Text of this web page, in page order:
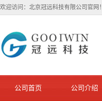
欢迎访问：北京冠远科技有限公司官网！
公司首页 公司介绍